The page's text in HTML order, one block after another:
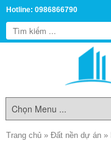
Hotline: 0986866790
Trang chủ » Đất nền dự án »